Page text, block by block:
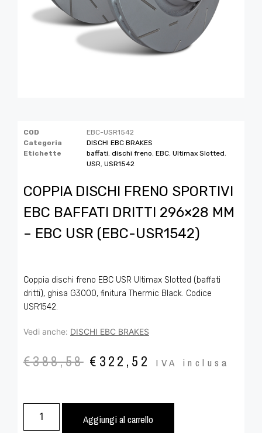
COD
EBC-USR1542
Categoria
DISCHI EBC BRAKES
Etichette
baffati dischi freno EBC Ultimax Slotted
USR USR1542
COPPIA DISCHI FRENO SPORTIVI
EBC BAFFATI DRITTI 296×28 MM
– EBC USR (EBC-USR1542)
Coppia dischi freno EBC USR Ultimax Slotted (baffati
dritti), ghisa G3000, finitura Thermic Black. Codice
USR1542.
Vedi anche: DISCHI EBC BRAKES
€388,58 € 322,52 IVA inclusa
Aggiungi al carrello